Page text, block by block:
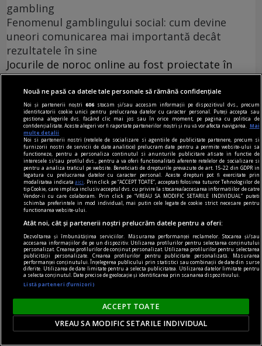
gambling
Fenomenul gamblingului social: cum devine
uneori comunicarea mai importantă decât
rezultatele în sine
Jocurile de noroc online au fost proiectate în
mare parte ca resurse pentru distracție pe cont
propriu, de la distanță, oferind intimitate -
utilizatorul interacționează asumat doar cu
operatorul platformei iGaming.
cititori
„Insula” care unește. Cum aduni într-un spațiu
mic o comunitate de cititori?
O comunitate de cititori nu are nevoie de o sală
Nouă ne pasă ca datele tale personale să rămână confidențiale
Noi și partenerii noștri606 stocăm și/sau accesăm informații pe dispozitivul dvs., precum
identificatorii cookie unici pentru prelucrarea datelor cu caracter personal. Puteți accepta sau
gestiona alegerile dvs. făcând clic mai jos sau în orice moment, pe pagina cu politica de
confidențialitate. Aceste alegeri vor fi raportate partenerilor noștri și nu vă vor afecta navigarea.
Mai
multe detalii
Noi si partenerii nostri (retelele de socializare si agentiile de publicitate partenere, precum si
furnizorii nostri de servicii de date analitice) prelucram date pentru a permite website-ului sa
functioneze, pentru a personaliza continutul si anunturile publicitare afisate in functie de
interesele si/sau profilul dvs., pentru a va oferi functionalitati aferente retelelor de socializare si
pentru a analiza traficul pe website. Beneficiati de drepturile prevazute de art. 15-22 din GDPR in
legatura cu prelucrarea datelor cu caracter personal. Aceste drepturi pot fi exercitate prin
modalitatea indicataaici
. Prin click pe “ACCEPT TOATE”, acceptati folosirea tuturor Tehnologiilor de
tip Cookie, care implica inclusiv acceptul dvs. cu privire la stocarea/accesarea informatiilor de catre
Vendor-ii cu care colaboram. Prin click pe “VREAU SA MODIFIC SETARILE INDIVIDUAL” puteti
schimba preferintele in mod individual, mai putin cele legate de cookie strict necesare pentru
functionarea website-ului.
Atât noi, cât și partenerii noștri prelucrăm datele pentru a oferi:
Dezvoltarea și îmbunătățirea serviciilor. Măsurarea performanței reclamelor. Stocarea și/sau
accesarea informațiilor de pe un dispozitiv. Utilizarea profilurilor pentru selectarea conținutului
personalizat. Crearea profilurilor de conținut personalizat. Utilizarea profilurilor pentru selectarea
publicității personalizate. Crearea profilurilor pentru publicitate personalizată. Măsurarea
performanței conținutului. Înțelegerea publicului prin statistici sau combinații de date din surse
diferite. Utilizarea de date limitate pentru a selecta publicitatea. Utilizarea datelor limitate pentru
a selecta conținutul. Date precise de geolocație și identificarea prin scanarea dispozitivului.
Listă parteneri (furnizori)
ACCEPT TOATE
VREAU SA MODIFIC SETARILE INDIVIDUAL